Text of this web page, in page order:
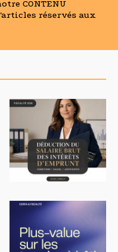
CONTENU
réservés aux